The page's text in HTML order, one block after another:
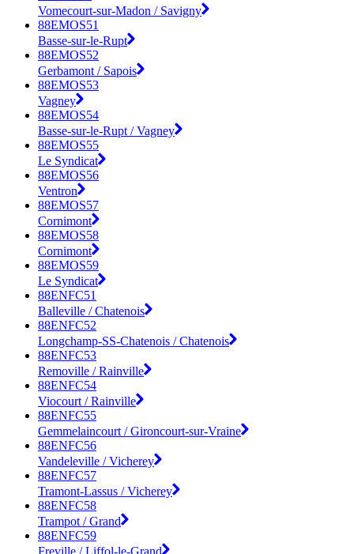
Vomecourt-sur-Madon / Savigny
88EMOS51
Basse-sur-le-Rupt
88EMOS52
Gerbamont / Sapois
88EMOS53
Vagney
88EMOS54
Basse-sur-le-Rupt / Vagney
88EMOS55
Le Syndicat
88EMOS56
Ventron
88EMOS57
Cornimont
88EMOS58
Cornimont
88EMOS59
Le Syndicat
88ENFC51
Balleville / Chatenois
88ENFC52
Longchamp-SS-Chatenois / Chatenois
88ENFC53
Removille / Rainville
88ENFC54
Viocourt / Rainville
88ENFC55
Gemmelaincourt / Gironcourt-sur-Vraine
88ENFC56
Vandeleville / Vicherey
88ENFC57
Tramont-Lassus / Vicherey
88ENFC58
Trampot / Grand
88ENFC59
Freville / Liffol-le-Grand